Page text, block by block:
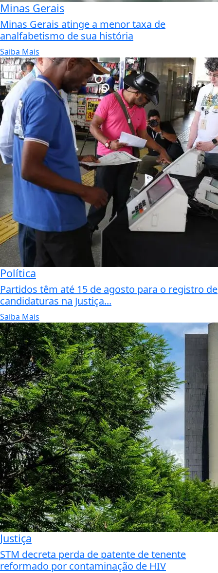
Minas Gerais
Minas Gerais atinge a menor taxa de
analfabetismo de sua história
Saiba Mais
Política
Partidos têm até 15 de agosto para o registro de
candidaturas na Justiça...
Saiba Mais
Justiça
STM decreta perda de patente de tenente
reformado por contaminação de HIV